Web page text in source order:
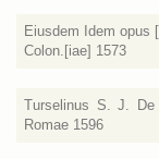
Eiusdem Idem opus
Colon.[iae] 1573
Turselinus S. J.
Romae 1596